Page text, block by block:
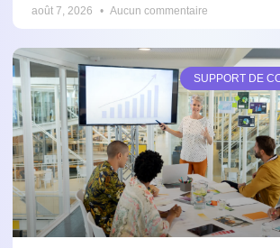
août 7, 2026 Aucun commentaire
SUPPORT DE